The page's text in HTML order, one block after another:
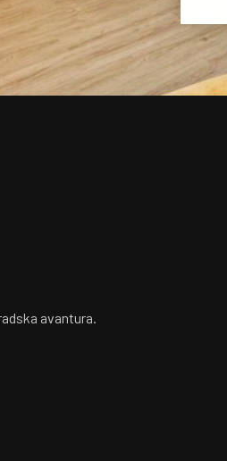
avantura.